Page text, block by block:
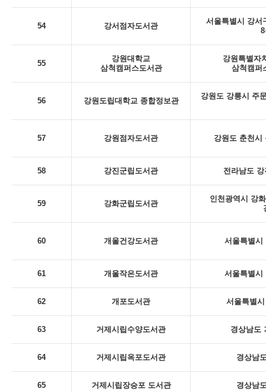
54 강서점자도서관
서울특별시 강서
55
강원대학교
삼척캠퍼스도서관
강원특별자
삼척캠퍼
56 강원도립대학교 종합정보관
강원도 강릉시 주
57 강원점자도서관 강원도 춘천시
58 강진군립도서관 전라남도
59 강화군립도서관
인천광역시 강
60 개울건강도서관 서울특별시
61 개울작은도서관 서울특별시
62 개포도서관 서울특별
63 거제시립수양도서관 경상남도
64 거제시립옥포도서관 경상남
65 거제시립장승포 도서관 경상남